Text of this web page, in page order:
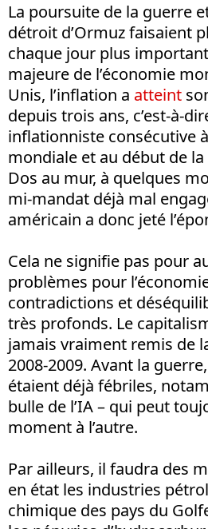
La poursuite de la guerre
détroit d’Ormuz faisaient
chaque jour plus important
majeure de l’économie
Unis, l’inflation a atteint
depuis trois ans, c’est-à-
inflationniste consécutive
mondiale et au début de
Dos au mur, à quelques
mi-mandat déjà mal
américain a donc jeté
Cela ne signifie pas pour
problèmes pour
contradictions et
très profonds. Le
jamais vraiment remis de
2008-2009. Avant la
étaient déjà fébriles,
bulle de l’IA – qui peut
moment à l’autre.
Par ailleurs, il faudra des
en état les industries
chimique des pays du